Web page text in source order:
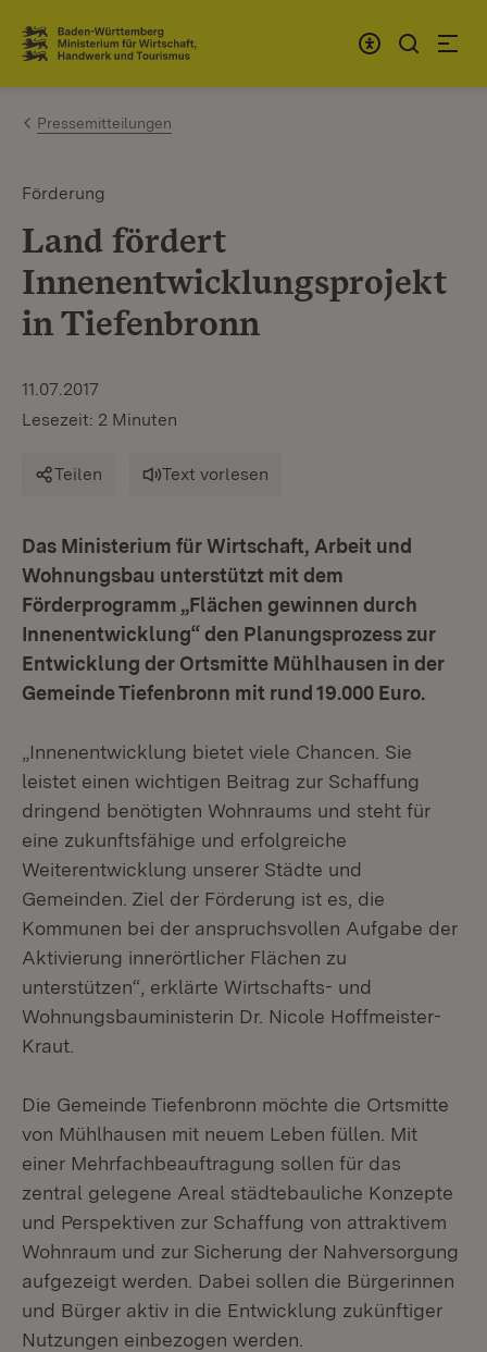
Zum Inhalt springen
Link zur Startseite
Pressemitteilungen
Förderung
Land fördert
Innenentwicklungsprojekt
in Tiefenbronn
11.07.2017
Lesezeit: 2 Minuten
Teilen Text vorlesen
Das Ministerium für Wirtschaft, Arbeit und
Wohnungsbau unterstützt mit dem
Förderprogramm „Flächen gewinnen durch
Innenentwicklung“ den Planungsprozess zur
Entwicklung der Ortsmitte Mühlhausen in der
Gemeinde Tiefenbronn mit rund 19.000 Euro.
„Innenentwicklung bietet viele Chancen. Sie
leistet einen wichtigen Beitrag zur Schaffung
dringend benötigten Wohnraums und steht für
eine zukunftsfähige und erfolgreiche
Weiterentwicklung unserer Städte und
Gemeinden. Ziel der Förderung ist es, die
Kommunen bei der anspruchsvollen Aufgabe der
Aktivierung innerörtlicher Flächen zu
unterstützen“, erklärte Wirtschafts- und
Wohnungsbauministerin Dr. Nicole Hoffmeister-
Kraut.
Die Gemeinde Tiefenbronn möchte die Ortsmitte
von Mühlhausen mit neuem Leben füllen. Mit
einer Mehrfachbeauftragung sollen für das
zentral gelegene Areal städtebauliche Konzepte
und Perspektiven zur Schaffung von attraktivem
Wohnraum und zur Sicherung der Nahversorgung
aufgezeigt werden. Dabei sollen die Bürgerinnen
und Bürger aktiv in die Entwicklung zukünftiger
Nutzungen einbezogen werden.